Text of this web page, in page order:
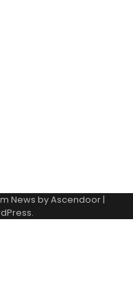
News byAscendoor|
.